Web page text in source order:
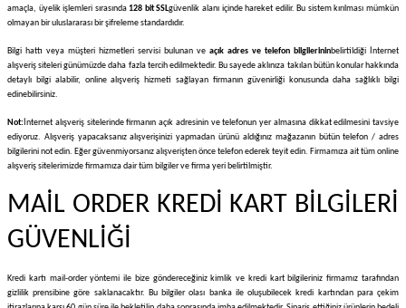
amaçla, üyelik işlemleri sırasında 128 bit SSLgüvenlik alanı içinde hareket edilir. Bu sistem kırılması mümkün
olmayan bir uluslararası bir şifreleme standardıdır.
Bilgi hattı veya müşteri hizmetleri servisi bulunan ve açık adres ve telefon bilgilerininbelirtildiği İnternet
alışveriş siteleri günümüzde daha fazla tercih edilmektedir. Bu sayede aklınıza takılan bütün konular hakkında
detaylı bilgi alabilir, online alışveriş hizmeti sağlayan firmanın güvenirliği konusunda daha sağlıklı bilgi
edinebilirsiniz.
Not: İnternet alışveriş sitelerinde firmanın açık adresinin ve telefonun yer almasına dikkat edilmesini tavsiye
ediyoruz. Alışveriş yapacaksanız alışverişinizi yapmadan ürünü aldığınız mağazanın bütün telefon / adres
bilgilerini not edin. Eğer güvenmiyorsanız alışverişten önce telefon ederek teyit edin. Firmamıza ait tüm online
alışveriş sitelerimizde firmamıza dair tüm bilgiler ve firma yeri belirtilmiştir.
MAİL ORDER KREDİ KART BİLGİLERİ
GÜVENLİĞİ
Kredi kartı mail-order yöntemi ile bize göndereceğiniz kimlik ve kredi kart bilgileriniz firmamız tarafından
gizlilik prensibine göre saklanacaktır. Bu bilgiler olası banka ile oluşubilecek kredi kartından para çekim